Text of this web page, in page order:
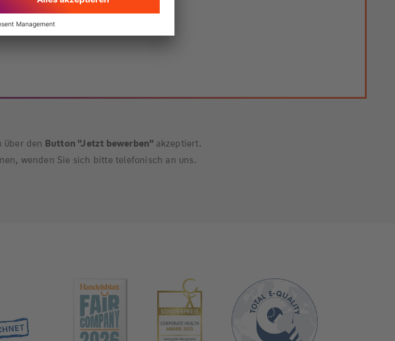
über den Button "Jetzt bewerben" akzeptiert.
wenden Sie sich bitte telefonisch an uns.